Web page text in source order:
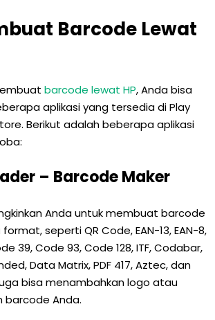
Barcode Lewat
barcode lewat HP, Anda bisa
aplikasi yang tersedia di Play
Berikut adalah beberapa aplikasi
– Barcode Maker
Anda untuk membuat barcode
seperti QR Code, EAN-13, EAN-8,
39, Code 93, Code 128, ITF, Codabar,
Data Matrix, PDF 417, Aztec, dan
bisa menambahkan logo atau
barcode Anda.